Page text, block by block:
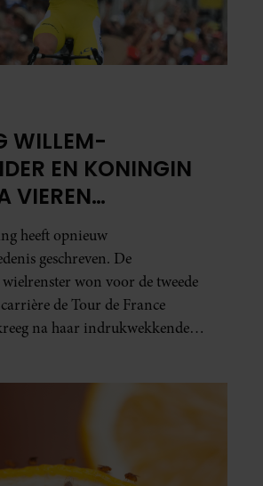
WILLEM-
EN KONINGIN
VIEREN
ZEGE DEMI
OP TOUR DE
FEMMES
heeft opnieuw
geschreven. De
won voor de tweede
de Tour de France
na haar indrukwekkende